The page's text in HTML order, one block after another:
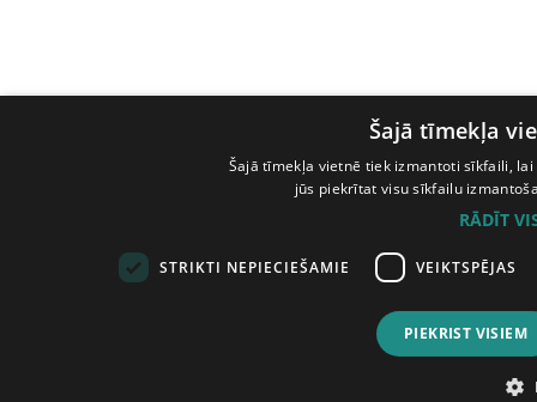
Šajā tīmekļa
Šajā tīmekļa vietnē tiek izmantoti sīkfaili,
jūs piekrītat visu sīkfailu
RĀDĪT
STRIKTI NEPIECIEŠAMIE VEIKTSPĒJAS
PIEKRIST VISIEM